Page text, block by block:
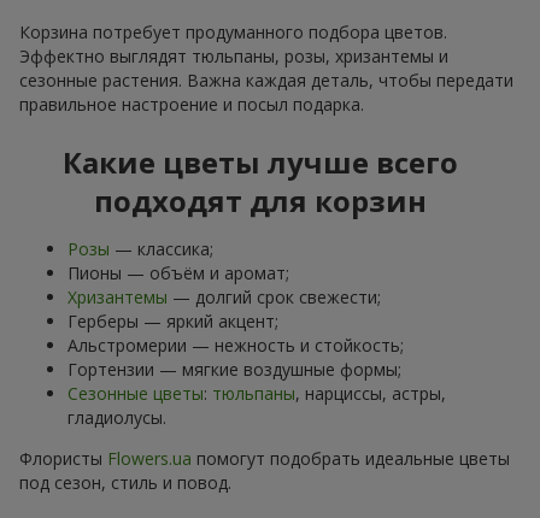
Корзина потребует продуманного подбора цветов.
Эффектно выглядят тюльпаны, розы, хризантемы и
сезонные растения. Важна каждая деталь, чтобы передати
правильное настроение и посыл подарка.
Какие цветы лучше всего
подходят для корзин
Розы — классика;
Пионы — объём и аромат;
Хризантемы — долгий срок свежести;
Герберы — яркий акцент;
Альстромерии — нежность и стойкость;
Гортензии — мягкие воздушные формы;
Сезонные цветы: тюльпаны, нарциссы, астры,
гладиолусы.
Флористы Flowers.ua помогут подобрать идеальные цветы
под сезон, стиль и повод.